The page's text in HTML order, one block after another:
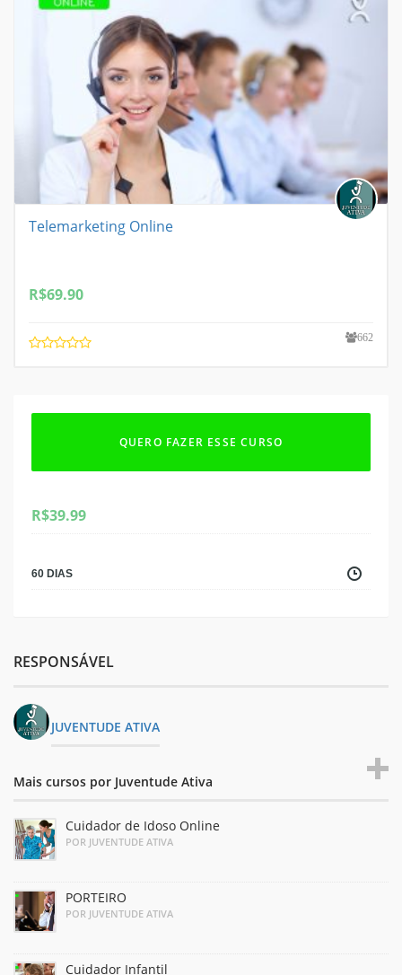
Telemarketing Online
R$69.90
662
QUERO FAZER ESSE CURSO
R$39.99
60 DIAS
RESPONSÁVEL
JUVENTUDE ATIVA
Mais cursos por Juventude Ativa
Cuidador de Idoso Online
POR JUVENTUDE ATIVA
PORTEIRO
POR JUVENTUDE ATIVA
Cuidador Infantil